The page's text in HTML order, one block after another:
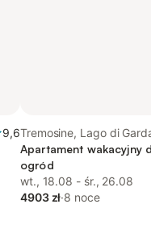
9,6Tremosine, Lago di
Apartament wakacyjny
ogród
wt., 18.08 - śr., 26.08
4903 zł·8 noce